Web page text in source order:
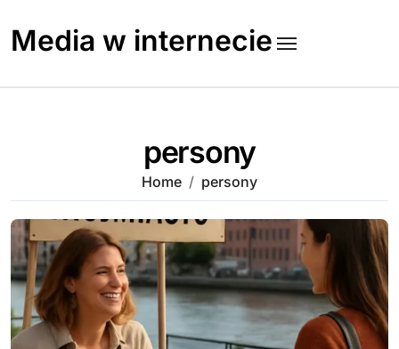
content
Media w internecie
persony
Home persony